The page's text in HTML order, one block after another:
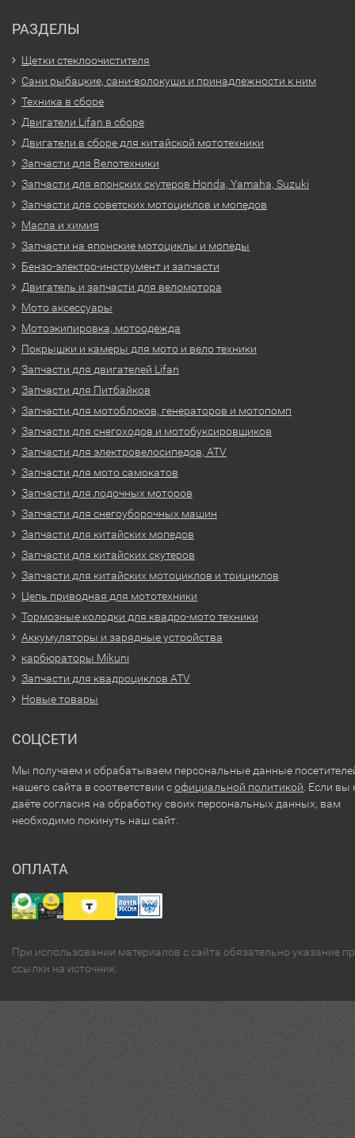
РАЗДЕЛЫ
Щетки стеклоочистителя
Сани рыбацкие, сани-волокуши и принадлежности к ним
Техника в сборе
Двигатели Lifan в сборе
Двигатели в сборе для китайской мототехники
Запчасти для Велотехники
Запчасти для японских скутеров Honda, Yamaha, Suzuki
Запчасти для советских мотоциклов и мопедов
Масла и химия
Запчасти на японские мотоциклы и мопеды
Бензо-электро-инструмент и запчасти
Двигатель и запчасти для веломотора
Мото аксессуары
Мотоэкипировка, мотоодежда
Покрышки и камеры для мото и вело техники
Запчасти для двигателей Lifan
Запчасти для Питбайков
Запчасти для мотоблоков, генераторов и мотопомп
Запчасти для снегоходов и мотобуксировщиков
Запчасти для электровелосипедов, ATV
Запчасти для мото самокатов
Запчасти для лодочных моторов
Запчасти для снегоуборочных машин
Запчасти для китайских мопедов
Запчасти для китайских скутеров
Запчасти для китайских мотоциклов и трициклов
Цепь приводная для мототехники
Тормозные колодки для квадро-мото техники
Аккумуляторы и зарядные устройства
карбюраторы Mikuni
Запчасти для квадроциклов ATV
Новые товары
СОЦСЕТИ
Мы получаем и обрабатываем персональные данные
нашего сайта в соответствии софициальной политикой . Если вы
даёте согласия на обработку своих персональных данных, вам
необходимо покинуть наш сайт.
ОПЛАТА
При использовании материалов с сайта обязательно указание
ссылки на источник.